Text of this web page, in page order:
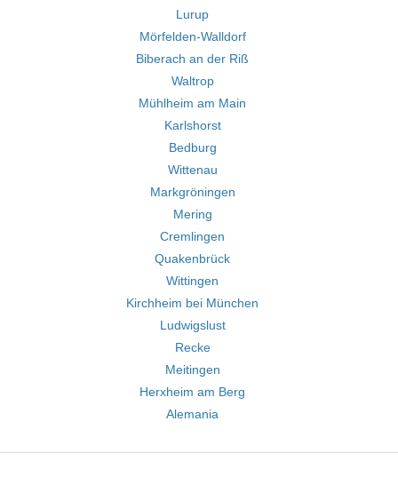
Lurup
Mörfelden-Walldorf
Biberach an der Riß
Waltrop
Mühlheim am Main
Karlshorst
Bedburg
Wittenau
Markgröningen
Mering
Cremlingen
Quakenbrück
Wittingen
Kirchheim bei München
Ludwigslust
Recke
Meitingen
Herxheim am Berg
Alemania